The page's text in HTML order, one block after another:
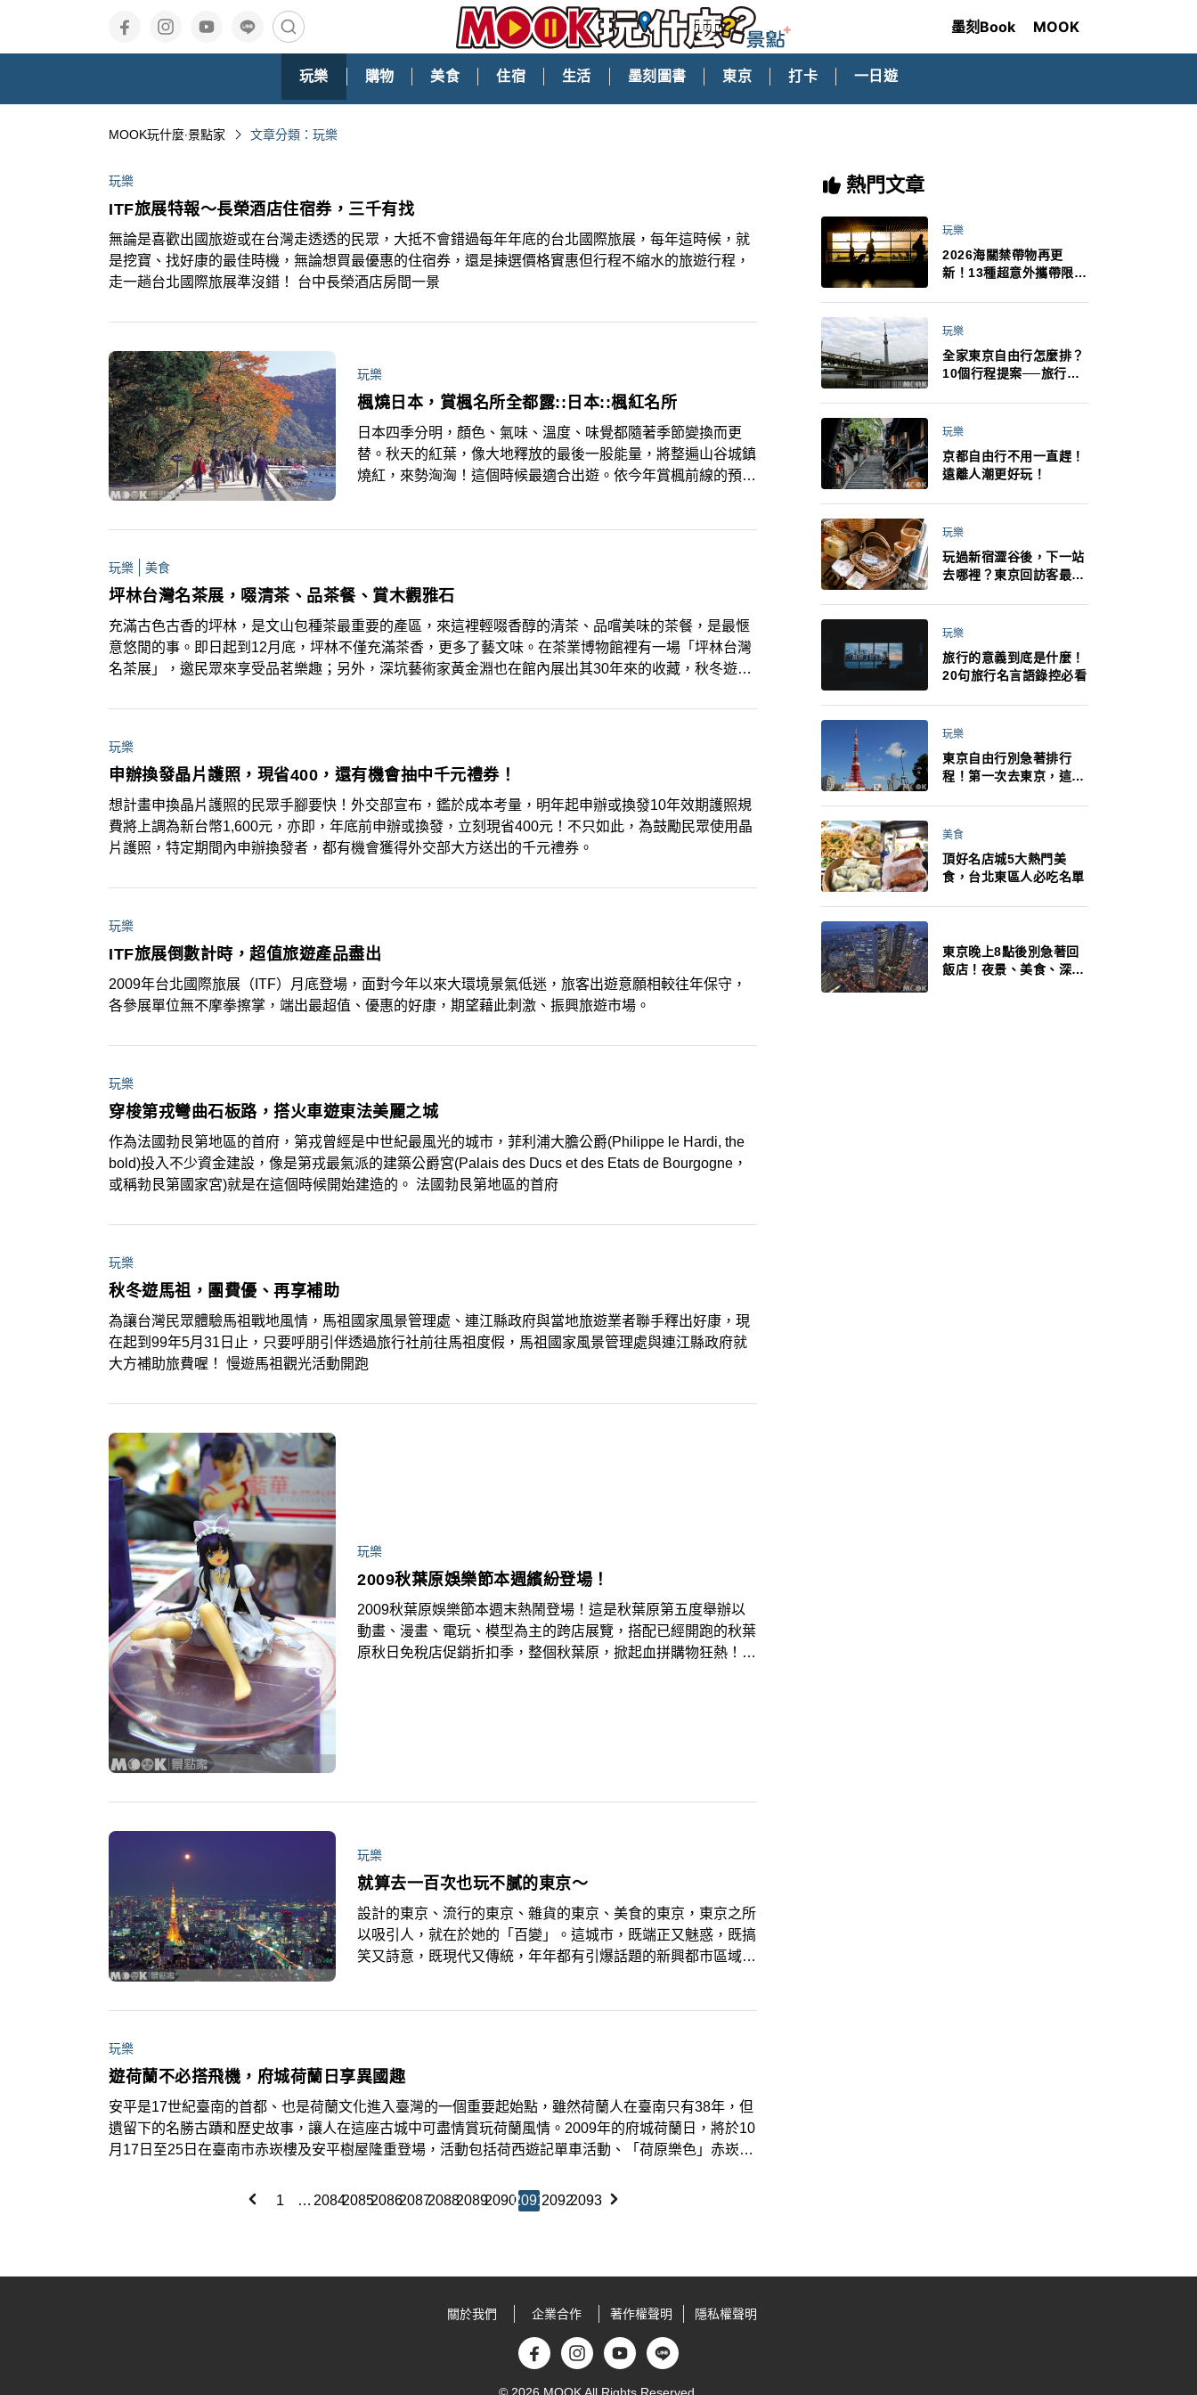
墨刻Book MOOK
玩樂 購物 美食 住宿 生活 墨刻圖書 東京 打卡 一日遊
MOOK玩什麼‧景點家 文章分類：玩樂
玩樂
ITF旅展特報～長榮酒店住宿券，三千有找
無論是喜歡出國旅遊或在台灣走透透的民眾，大抵不會錯過每年年底的台北國際旅展，每年這時候，就
是挖寶、找好康的最佳時機，無論想買最優惠的住宿券，還是揀選價格實惠但行程不縮水的旅遊行程，
走一趟台北國際旅展準沒錯！ 台中長榮酒店房間一景
玩樂
楓燒日本，賞楓名所全都露::日本::楓紅名所
日本四季分明，顏色、氣味、溫度、味覺都隨著季節變換而更
替。秋天的紅葉，像大地釋放的最後一股能量，將整遍山谷城鎮
燒紅，來勢洶洶！這個時候最適合出遊。依今年賞楓前線的預
玩樂 美食
坪林台灣名茶展，啜清茶、品茶餐、賞木觀雅石
充滿古色古香的坪林，是文山包種茶最重要的產區，來這裡輕啜香醇的清茶、品嚐美味的茶餐，是最愜
意悠閒的事。即日起到12月底，坪林不僅充滿茶香，更多了藝文味。在茶業博物館裡有一場「坪林台灣
名茶展」，邀民眾來享受品茗樂趣；另外，深坑藝術家黃金淵也在館內展出其30年來的收藏，秋冬遊坪
玩樂
申辦換發晶片護照，現省400，還有機會抽中千元禮券！
想計畫申換晶片護照的民眾手腳要快！外交部宣布，鑑於成本考量，明年起申辦或換發10年效期護照規
費將上調為新台幣1,600元，亦即，年底前申辦或換發，立刻現省400元！不只如此，為鼓勵民眾使用晶
片護照，特定期間內申辦換發者，都有機會獲得外交部大方送出的千元禮券。
玩樂
ITF旅展倒數計時，超值旅遊產品盡出
2009年台北國際旅展（ITF）月底登場，面對今年以來大環境景氣低迷，旅客出遊意願相較往年保守，
各參展單位無不摩拳擦掌，端出最超值、優惠的好康，期望藉此刺激、振興旅遊市場。
玩樂
穿梭第戎彎曲石板路，搭火車遊東法美麗之城
作為法國勃艮第地區的首府，第戎曾經是中世紀最風光的城市，菲利浦大膽公爵(Philippe le Hardi, the
bold)投入不少資金建設，像是第戎最氣派的建築公爵宮(Palais des Ducs et des Etats de Bourgogne，
或稱勃艮第國家宮)就是在這個時候開始建造的。 法國勃艮第地區的首府
玩樂
秋冬遊馬祖，團費優、再享補助
為讓台灣民眾體驗馬祖戰地風情，馬祖國家風景管理處、連江縣政府與當地旅遊業者聯手釋出好康，現
在起到99年5月31日止，只要呼朋引伴透過旅行社前往馬祖度假，馬祖國家風景管理處與連江縣政府就
大方補助旅費喔！ 慢遊馬祖觀光活動開跑
玩樂
2009秋葉原娛樂節本週繽紛登場！
2009秋葉原娛樂節本週末熱鬧登場！這是秋葉原第五度舉辦以
動畫、漫畫、電玩、模型為主的跨店展覽，搭配已經開跑的秋葉
原秋日免稅店促銷折扣季，整個秋葉原，掀起血拼購物狂熱！
玩樂
就算去一百次也玩不膩的東京～
設計的東京、流行的東京、雜貨的東京、美食的東京，東京之所
以吸引人，就在於她的「百變」。這城市，既端正又魅惑，既搞
笑又詩意，既現代又傳統，年年都有引爆話題的新興都市區域開
玩樂
遊荷蘭不必搭飛機，府城荷蘭日享異國趣
安平是17世紀臺南的首都、也是荷蘭文化進入臺灣的一個重要起始點，雖然荷蘭人在臺南只有38年，但
遺留下的名勝古蹟和歷史故事，讓人在這座古城中可盡情賞玩荷蘭風情。2009年的府城荷蘭日，將於10
月17日至25日在臺南市赤崁樓及安平樹屋隆重登場，活動包括荷西遊記單車活動、「荷原樂色」赤崁樓
1 … 2084208520862087208820892090209120922093
熱門文章
玩樂
2026海關禁帶物再更
新！13種超意外攜帶限
最高還罰百萬！注意事項
玩樂
全家東京自由行怎麼排？
10個行程提案──旅行不
法！
玩樂
京都自由行不用一直趕！
遠離人潮更好玩！
玩樂
玩過新宿澀谷後，下一站
去哪裡？東京回訪客最推
玩樂
旅行的意義到底是什麼！
20句旅行名言語錄控必看
玩樂
東京自由行別急著排行
程！第一次去東京，這10
美食
頂好名店城5大熱門美
食，台北東區人必吃名單
東京晚上8點後別急著回
飯店！夜景、美食、深夜
關於我們 企業合作 著作權聲明 隱私權聲明